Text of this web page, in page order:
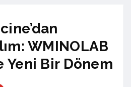
WMINOLAB
Yeni Bir Dönem